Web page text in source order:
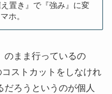
置き』で『強み』に変
ホ。
のまま行っているの
ストカットをしなけれ
だろうというのが個人